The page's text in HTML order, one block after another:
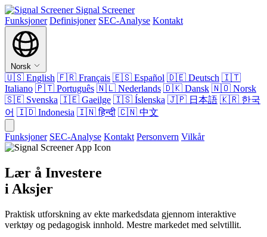
Signal Screener
Funksjoner Definisjoner SEC-Analyse Kontakt
Norsk
🇺🇸 English 🇫🇷 Français 🇪🇸 Español 🇩🇪 Deutsch 🇮🇹
Italiano 🇵🇹 Português 🇳🇱 Nederlands 🇩🇰 Dansk 🇳🇴 Norsk
🇸🇪 Svenska 🇮🇪 Gaeilge 🇮🇸 Íslenska 🇯🇵 日本語 🇰🇷 한국
어 🇮🇩 Indonesia 🇮🇳हिन्दी 🇨🇳 中文
Funksjoner SEC-Analyse Kontakt Personvern Vilkår
Lær å Investere
i Aksjer
Praktisk utforskning av ekte markedsdata gjennom interaktive
verktøy og pedagogisk innhold. Mestre markedet med selvtillit.